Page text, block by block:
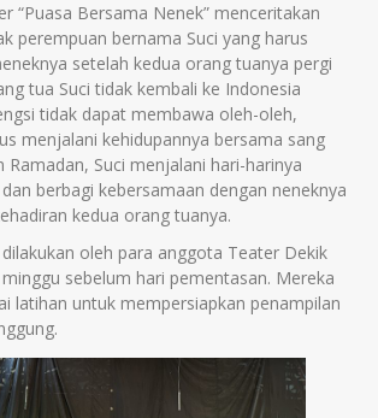
“Puasa Bersama Nenek” menceritakan
perempuan bernama Suci yang harus
setelah kedua orang tuanya pergi
tua Suci tidak kembali ke Indonesia
tidak dapat membawa oleh-oleh,
menjalani kehidupannya bersama sang
Ramadan, Suci menjalani hari-harinya
berbagi kebersamaan dengan neneknya
kedua orang tuanya.
oleh para anggota Teater Dekik
sebelum hari pementasan. Mereka
latihan untuk mempersiapkan penampilan